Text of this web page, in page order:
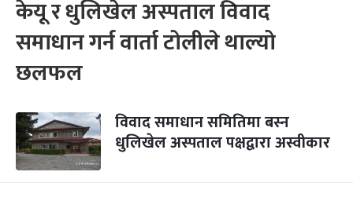
केयू र धुलिखेल अस्पताल विवाद
समाधान गर्न वार्ता टोलीले थाल्यो
छलफल
विवाद समाधान समितिमा बस्न
धुलिखेल अस्पताल पक्षद्वारा अस्वीकार